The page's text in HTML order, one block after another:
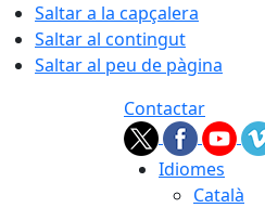
Saltar a la capçalera
Saltar al contingut
Saltar al peu de pàgina
Contactar
Idiomes
Català